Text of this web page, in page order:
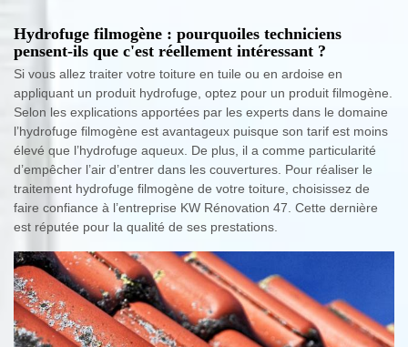
Hydrofuge filmogène : pourquoiles techniciens
pensent-ils que c'est réellement intéressant ?
Si vous allez traiter votre toiture en tuile ou en ardoise en
appliquant un produit hydrofuge, optez pour un produit filmogène.
Selon les explications apportées par les experts dans le domaine
l’hydrofuge filmogène est avantageux puisque son tarif est moins
élevé que l’hydrofuge aqueux. De plus, il a comme particularité
d’empêcher l’air d’entrer dans les couvertures. Pour réaliser le
traitement hydrofuge filmogène de votre toiture, choisissez de
faire confiance à l’entreprise KW Rénovation 47. Cette dernière
est réputée pour la qualité de ses prestations.